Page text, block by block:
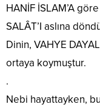
HANİF İSLAM’A
SALÂT’I aslına
Dinin, VAHYE
ortaya koymuştur.
.
Nebi hayattayken,